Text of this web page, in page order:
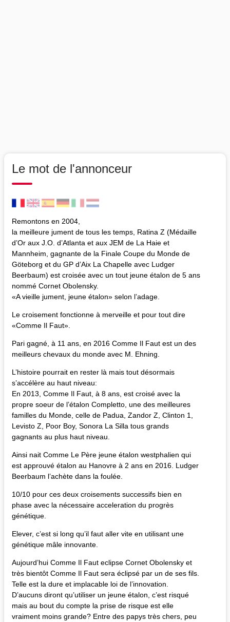
Le mot de l'annonceur
Remontons en 2004,
la meilleure jument de tous les temps, Ratina Z (Médaille
d’Or aux J.O. d’Atlanta et aux JEM de La Haie et
Mannheim, gagnante de la Finale Coupe du Monde de
Göteborg et du GP d’Aix La Chapelle avec Ludger
Beerbaum) est croisée avec un tout jeune étalon de 5 ans
nommé Cornet Obolensky.
«A vieille jument, jeune étalon» selon l’adage.
Le croisement fonctionne à merveille et pour tout dire
«Comme Il Faut».
Pari gagné, à 11 ans, en 2016 Comme Il Faut est un des
meilleurs chevaux du monde avec M. Ehning.
L’histoire pourrait en rester là mais tout désormais
s’accélère au haut niveau:
En 2013, Comme Il Faut, à 8 ans, est croisé avec la
propre soeur de l’étalon Completto, une des meilleures
familles du Monde, celle de Padua, Zandor Z, Clinton 1,
Levisto Z, Poor Boy, Sonora La Silla tous grands
gagnants au plus haut niveau.
Ainsi nait Comme Le Père jeune étalon westphalien qui
est approuvé étalon au Hanovre à 2 ans en 2016. Ludger
Beerbaum l’achète dans la foulée.
10/10 pour ces deux croisements successifs bien en
phase avec la nécessaire acceleration du progrès
génétique.
Elever, c’est si long qu’il faut aller vite en utilisant une
génétique mâle innovante.
Aujourd’hui Comme Il Faut eclipse Cornet Obolensky et
très bientôt Comme Il Faut sera éclipsé par un de ses fils.
Telle est la dure et implacable loi de l’innovation.
D’aucuns diront qu’utiliser un jeune étalon, c’est risqué
mais au bout du compte la prise de risque est elle
vraiment moins grande? Entre des papys très chers, peu